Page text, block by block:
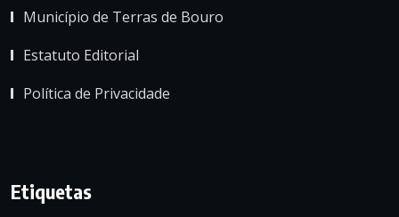
Município de Terras de Bouro
Estatuto Editorial
Política de Privacidade
Etiquetas